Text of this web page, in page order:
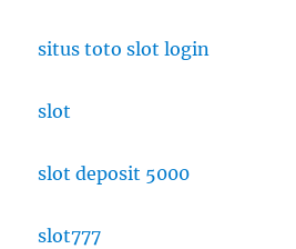
situs toto slot login
slot
slot deposit 5000
slot777